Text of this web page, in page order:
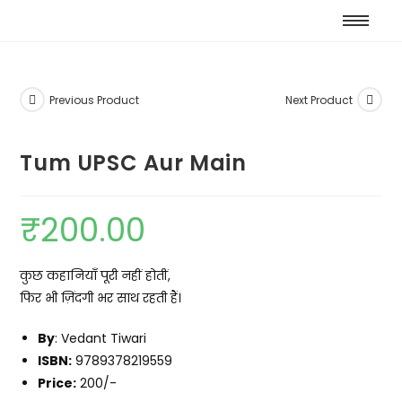
Previous Product Next Product
Tum UPSC Aur Main
₹200.00
कुछ कहानियाँ पूरी नहीं होतीं,
फिर भी ज़िंदगी भर साथ रहती हैं।
By: Vedant Tiwari
ISBN: 9789378219559
Price: 200/-